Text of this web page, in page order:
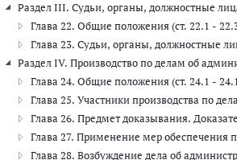
Раздел III. Судьи, органы, должностные
Глава 22. Общие положения (ст. 22.1 -
Глава 23. Судьи, органы, должностные
Раздел IV. Производство по делам об
Глава 24. Общие положения (ст. 24.1 -
Глава 25. Участники производства по
Глава 26. Предмет доказывания.
Глава 27. Применение мер обеспечения
Глава 28. Возбуждение дела об